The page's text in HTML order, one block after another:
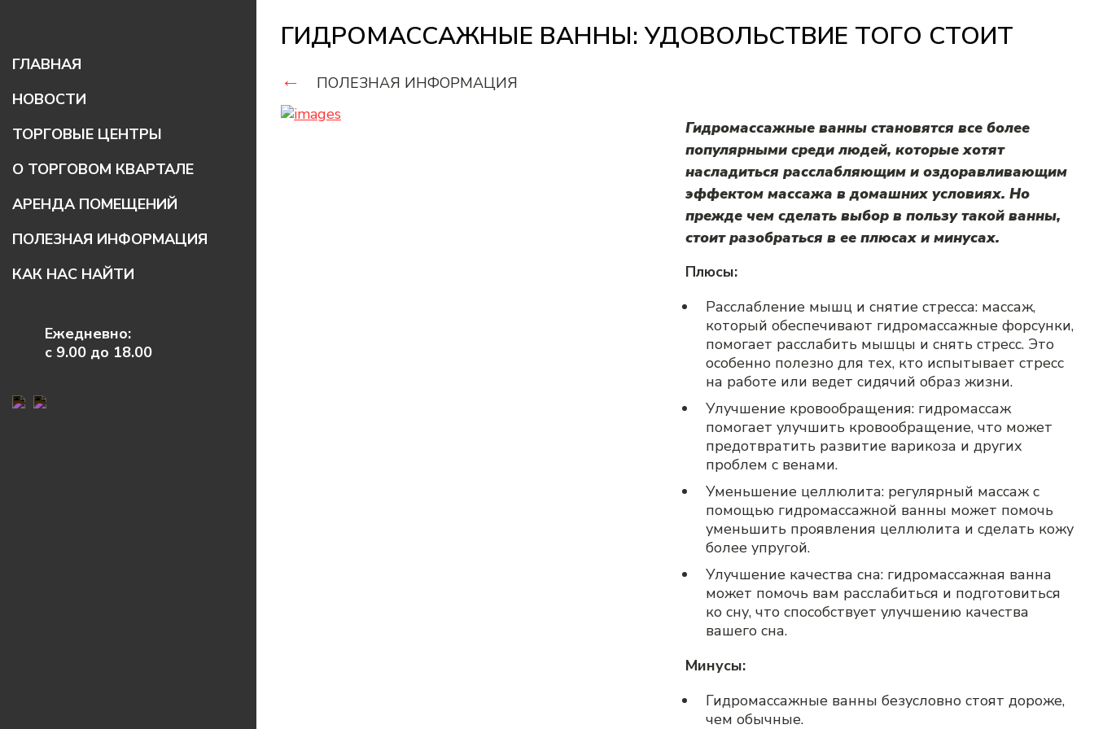
ГИДРОМАССАЖНЫЕ ВАННЫ: УДОВОЛЬСТВИЕ ТОГО СТОИТ
← ПОЛЕЗНАЯ ИНФОРМАЦИЯ
Гидромассажные ванны становятся все более
популярными среди людей, которые хотят
насладиться расслабляющим и оздоравливающим
эффектом массажа в домашних условиях. Но
прежде чем сделать выбор в пользу такой ванны,
стоит разобраться в ее плюсах и минусах.
Плюсы:
Расслабление мышц и снятие стресса: массаж,
который обеспечивают гидромассажные форсунки,
помогает расслабить мышцы и снять стресс. Это
особенно полезно для тех, кто испытывает стресс
на работе или ведет сидячий образ жизни.
Улучшение кровообращения: гидромассаж
помогает улучшить кровообращение, что может
предотвратить развитие варикоза и других
проблем с венами.
Уменьшение целлюлита: регулярный массаж с
помощью гидромассажной ванны может помочь
уменьшить проявления целлюлита и сделать кожу
более упругой.
Улучшение качества сна: гидромассажная ванна
может помочь вам расслабиться и подготовиться
ко сну, что способствует улучшению качества
вашего сна.
Минусы:
Гидромассажные ванны безусловно стоят дороже,
чем обычные.
ГЛАВНАЯ
НОВОСТИ
ТОРГОВЫЕ ЦЕНТРЫ
ТЦ «ДВЕРИ И НАПОЛЬНЫЕ
ПОКРЫТИЯ»
ТЦ «СТРОИТЕЛЬНЫЕ
ТЦ «САНТЕХНИКА И ОБОИ»
ТЦ «КУХНИ И КУХОННОЕ
ТЦ «НА ФРУНЗЕ»
МАГАЗИНЫ
О ТОРГОВОМ КВАРТАЛЕ
АРЕНДА ПОМЕЩЕНИЙ
ПОЛЕЗНАЯ ИНФОРМАЦИЯ
КАК НАС НАЙТИ
Ежедневно:
с 9.00 до 18.00